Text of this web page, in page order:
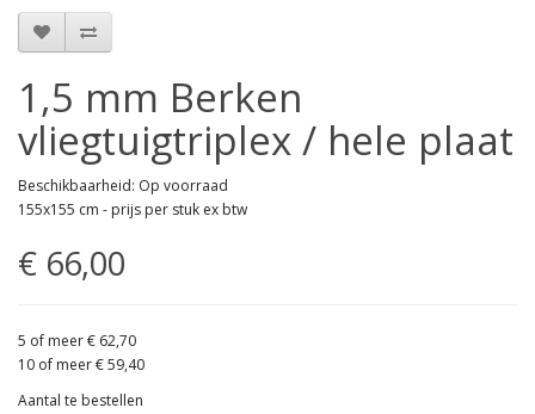
1,5 mm Berken
vliegtuigtriplex / hele plaat
Beschikbaarheid: Op voorraad
155x155 cm - prijs per stuk ex btw
€ 66,00
5 of meer € 62,70
10 of meer € 59,40
Aantal te bestellen